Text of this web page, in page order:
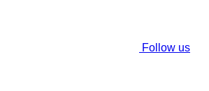
Follow us